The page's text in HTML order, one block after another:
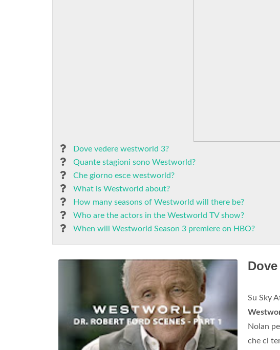
Dove vedere westworld 3?
Quante stagioni sono Westworld?
Che giorno esce westworld?
What is Westworld about?
How many seasons of Westworld will there be?
Who are the actors in the Westworld TV show?
When will Westworld Season 3 premiere on HBO?
Su Sky
Nolan
che ci